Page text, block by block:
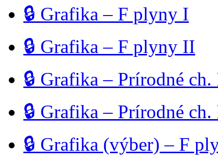
🔒 Grafika – F plyny I
🔒 Grafika – F plyny II
🔒 Grafika – Prírodné ch.
🔒 Grafika – Prírodné
🔒 Grafika (výber) – F